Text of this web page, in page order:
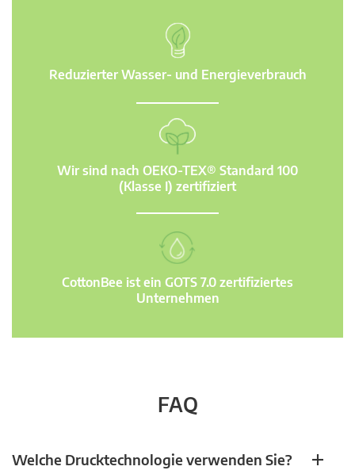
Reduzierter Wasser- und Energieverbrauch
Wir sind nach OEKO-TEX® Standard 100
(Klasse I) zertifiziert
CottonBee ist ein GOTS 7.0 zertifiziertes
Unternehmen
FAQ
Welche Drucktechnologie verwenden Sie?